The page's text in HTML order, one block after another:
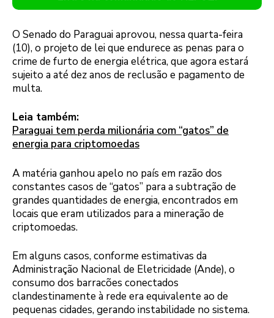
O Senado do Paraguai aprovou, nessa quarta-feira
(10), o projeto de lei que endurece as penas para o
crime de furto de energia elétrica, que agora estará
sujeito a até dez anos de reclusão e pagamento de
multa.
Leia também:
Paraguai tem perda milionária com “gatos” de
energia para criptomoedas
A matéria ganhou apelo no país em razão dos
constantes casos de “gatos” para a subtração de
grandes quantidades de energia, encontrados em
locais que eram utilizados para a mineração de
criptomoedas.
Em alguns casos, conforme estimativas da
Administração Nacional de Eletricidade (Ande), o
consumo dos barracões conectados
clandestinamente à rede era equivalente ao de
pequenas cidades, gerando instabilidade no sistema.